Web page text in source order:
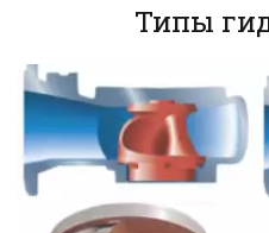
Типы